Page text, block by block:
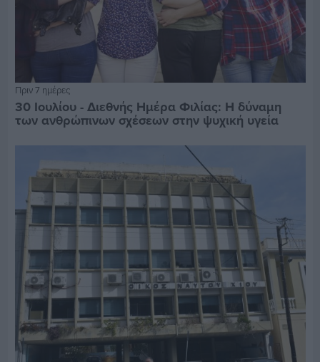
Πριν 7 ημέρες
30 Ιουλίου - Διεθνής Ημέρα Φιλίας: Η δύναμη
των ανθρώπινων σχέσεων στην ψυχική υγεία